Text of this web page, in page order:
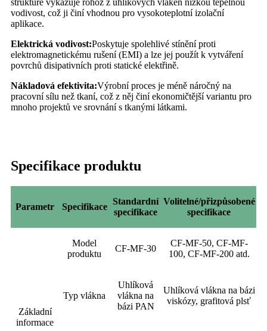
vodivost, což ji činí vhodnou pro vysokoteplotní izolační
aplikace.
Elektrická vodivost:Poskytuje spolehlivé stínění proti
elektromagnetickému rušení (EMI) a lze jej použít k vytváření
povrchů disipativních proti statické elektřině.
Nákladová efektivita:Výrobní proces je méně náročný na
pracovní sílu než tkaní, což z něj činí ekonomičtější variantu pro
mnoho projektů ve srovnání s tkanými látkami.
Specifikace produktu
Parametr Specifikace
Standardní
specifikace
Volitelné/přizpůsobené
specifikace
Základní
informace
Model
produktu
CF-MF-30
CF-MF-50, CF-MF-
100, CF-MF-200 atd.
Typ vlákna
Uhlíková
vlákna na
bázi PAN
Uhlíková vlákna na bázi
viskózy, grafitová plsť